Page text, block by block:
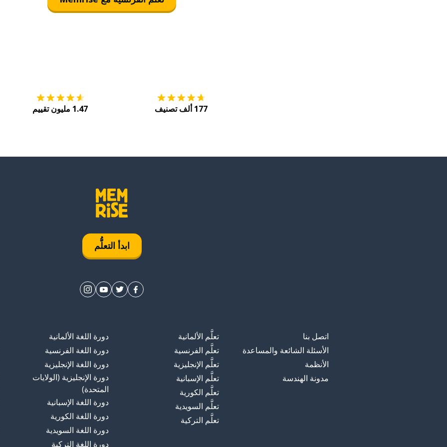
177 ألف تصنيف 1.47 مليون تقييم
ابدأ التعلُّم
اتصل بنا
الأسئلة الشائعة والمساعدة
الأنظمة
مدونة الهندسة
تعلَّم الألمانية
تعلَّم الفرنسية
تعلَّم الإنجليزية
تعلَّم الإسبانية
تعلَّم الكورية
تعلَّم السويدية
تعلَّم التركية
دورة اللغة الألمانية
دورة اللغة الفرنسية
دورة اللغة الإنجليزية
دورة الإنجليزية (الولايات
المتحدة)
دورة اللغة الإسبانية
دورة اللغة الكورية
دورة اللغة السويدية
دورة اللغة التركية